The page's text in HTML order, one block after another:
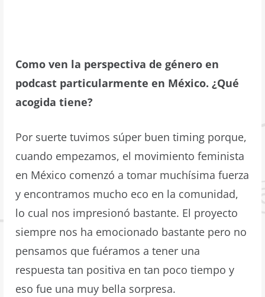
Como ven la perspectiva de género en
podcast particularmente en México. ¿Qué
acogida tiene?
Por suerte tuvimos súper buen timing porque,
cuando empezamos, el movimiento feminista
en México comenzó a tomar muchísima fuerza
y encontramos mucho eco en la comunidad,
lo cual nos impresionó bastante. El proyecto
siempre nos ha emocionado bastante pero no
pensamos que fuéramos a tener una
respuesta tan positiva en tan poco tiempo y
eso fue una muy bella sorpresa.